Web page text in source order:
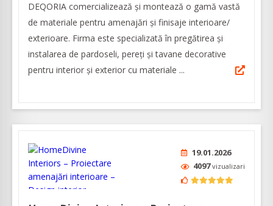
DEQORIA comercializează și montează o gamă vastă
de materiale pentru amenajări și finisaje interioare/
exterioare. Firma este specializată în pregătirea și
instalarea de pardoseli, pereți și tavane decorative
pentru interior și exterior cu materiale ...
19.01.2026
4097vizualizari